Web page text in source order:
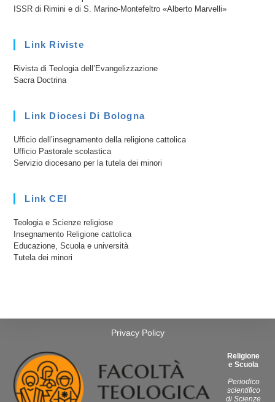
ISSR di Rimini e di S. Marino-Montefeltro «Alberto Marvelli»
Link Riviste
Rivista di Teologia dell’Evangelizzazione
Sacra Doctrina
Link Diocesi Di Bologna
Ufficio dell’insegnamento della religione cattolica
Ufficio Pastorale scolastica
Servizio diocesano per la tutela dei minori
Link CEI
Teologia e Scienze religiose
Insegnamento Religione cattolica
Educazione, Scuola e università
Tutela dei minori
Privacy Policy
Religione
e Scuola
Periodico
scientifico
di Scienze